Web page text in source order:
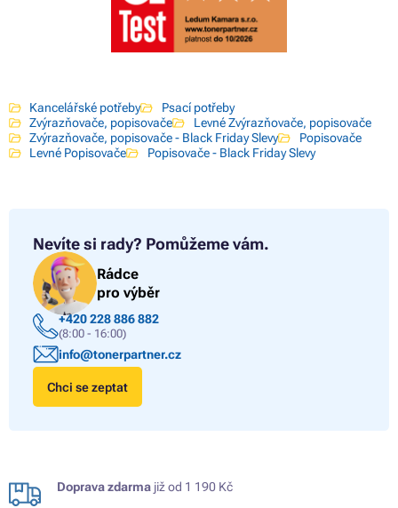
Kancelářské potřeby
Psací potřeby
Zvýrazňovače, popisovače
Levné Zvýrazňovače, popisovače
Zvýrazňovače, popisovače - Black Friday Slevy
Popisovače
Levné Popisovače
Popisovače - Black Friday Slevy
Nevíte si rady? Pomůžeme vám.
Rádce
pro výběr
+420 228 886 882
(8:00 - 16:00)
info@tonerpartner.cz
Chci se zeptat
Doprava zdarma již od 1 190 Kč